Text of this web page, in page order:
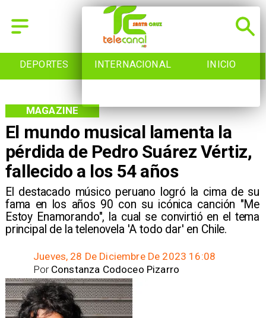
INTERNACIONAL INICIO NACIONAL
El mundo musical lamenta la
pérdida de Pedro Suárez Vértiz,
fallecido a los 54 años
El destacado músico peruano logró la cima de su
fama en los años 90 con su icónica canción "Me
Estoy Enamorando", la cual se convirtió en el tema
principal de la telenovela 'A todo dar' en Chile.
MAGAZINE
Jueves, 28 De Diciembre De 2023 16:08
Constanza Codoceo Pizarro
Por